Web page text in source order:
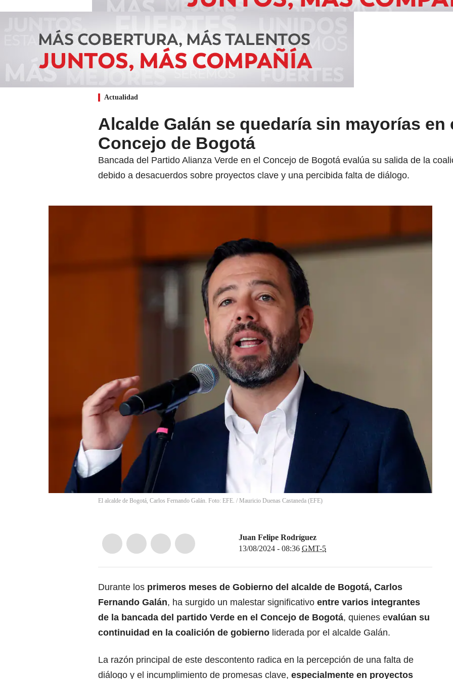
Actualidad
Alcalde Galán se quedaría sin mayorías en
Concejo de Bogotá
Bancada del Partido Alianza Verde en el Concejo de Bogotá evalúa su salida de la
debido a desacuerdos sobre proyectos clave y una percibida falta de diálogo.
El alcalde de Bogotá, Carlos Fernando Galán. Foto: EFE. / Mauricio Duenas Castaneda (EFE)
Juan Felipe Rodríguez
13/08/2024 - 08:36 GMT-5
Durante los primeros meses de Gobierno del alcalde de Bogotá, Carlos
Fernando Galán, ha surgido un malestar significativo entre varios integrantes
de la bancada del partido Verde en el Concejo de Bogotá, quienes evalúan su
continuidad en la coalición de gobierno liderada por el alcalde Galán.
La razón principal de este descontento radica en la percepción de una falta de
diálogo y el incumplimiento de promesas clave, especialmente en proyectos